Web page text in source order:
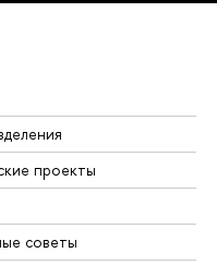
проекты
советы